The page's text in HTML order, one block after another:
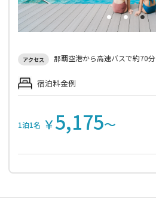
アクセス 那覇空港から高速バスで約70分
宿泊料金例
1泊1名 ￥5,175〜